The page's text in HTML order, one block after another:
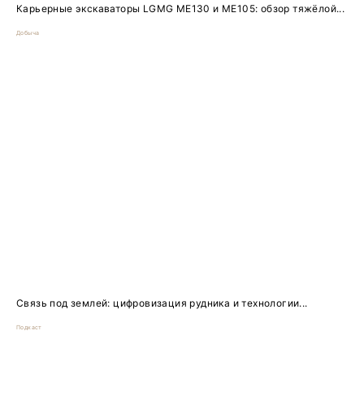
Карьерные экскаваторы LGMG ME130 и ME105: обзор тяжёлой...
Добыча
Связь под землей: цифровизация рудника и технологии...
Подкаст